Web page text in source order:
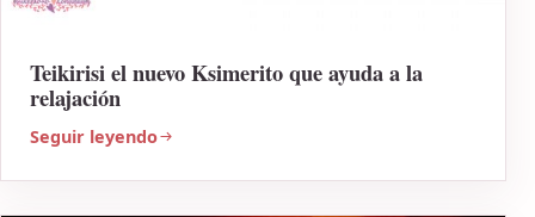
Teikirisi el nuevo Ksimerito que ayuda a la
relajación
Seguir leyendo